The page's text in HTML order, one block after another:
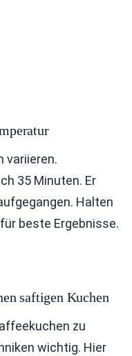
variieren.
35 Minuten. Er
Halten
beste Ergebnisse.
saftigen Kuchen
zu
wichtig. Hier